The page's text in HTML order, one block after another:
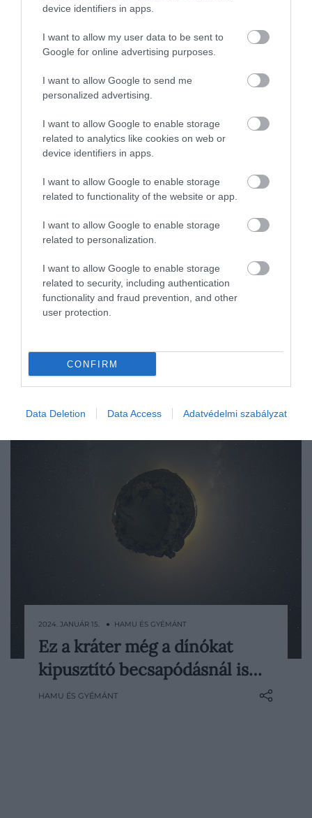
device identifiers in apps.
I want to allow my user data to be sent to
Google for online advertising purposes.
I want to allow Google to send me
personalized advertising.
I want to allow Google to enable storage
related to analytics like cookies on web or
device identifiers in apps.
I want to allow Google to enable storage
related to functionality of the website or app.
I want to allow Google to enable storage
related to personalization.
I want to allow Google to enable storage
related to security, including authentication
functionality and fraud prevention, and other
user protection.
CONFIRM
Data Deletion Data Access Adatvédelmi szabályzat
A dél-afrikai Vredefort-kráter az egyik
legnagyobb kráter a Földön, a becslések
szerint 300 kilométer széles. Megállás
nélkül gyalogolva jó két és fél napba telne,
2024. JANUÁR 15. ● HAMU ÉS GYÉMÁNT
Ez a kráter még a dínókat
kipusztító becsapódásnál is…
HAMU ÉS GYÉMÁNT